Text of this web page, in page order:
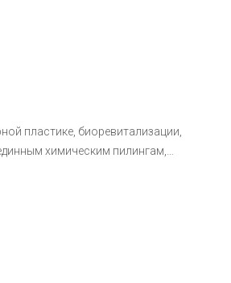
пластике, биоревитализации,
химическим пилингам,